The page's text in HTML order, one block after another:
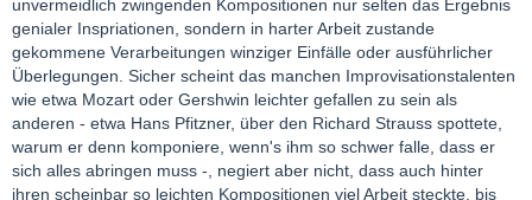
unvermeidlich zwingenden Kompositionen nur selten das Ergebnis
genialer Inspriationen, sondern in harter Arbeit zustande
gekommene Verarbeitungen winziger Einfälle oder ausführlicher
Überlegungen. Sicher scheint das manchen Improvisationstalenten
wie etwa Mozart oder Gershwin leichter gefallen zu sein als
anderen - etwa Hans Pfitzner, über den Richard Strauss spottete,
warum er denn komponiere, wenn's ihm so schwer falle, dass er
sich alles abringen muss -, negiert aber nicht, dass auch hinter
ihren scheinbar so leichten Kompositionen viel Arbeit steckte, bis